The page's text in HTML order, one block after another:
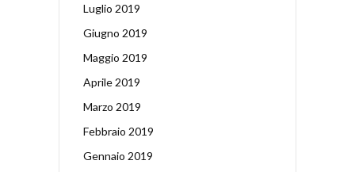
Luglio 2019
Giugno 2019
Maggio 2019
Aprile 2019
Marzo 2019
Febbraio 2019
Gennaio 2019